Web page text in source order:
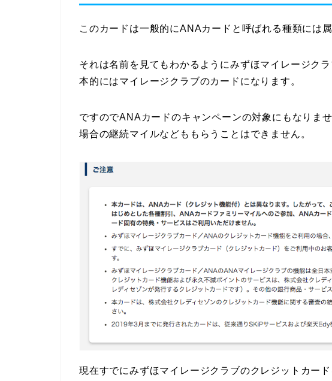
このカードは一般的にANAカードと呼ばれる種類には属
それは名前を見てもわかるようにみずほマイレージク
本的にはマイレージクラブのカードになります。
ですのでANAカードのキャンペーンの対象にもなりま
場合の継続マイルなどももらうことはできません。
現在すでにみずほマイレージクラブのクレジットカー